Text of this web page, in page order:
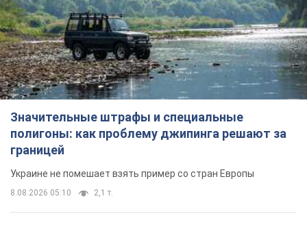
Значительные штрафы и специальные
полигоны: как проблему джипинга решают за
границей
Украине не помешает взять пример со стран Европы
8.08.2026 05:10 2,1 т.